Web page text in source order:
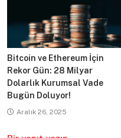
Bitcoin ve Ethereum İçin
Rekor Gün: 28 Milyar
Dolarlık Kurumsal Vade
Bugün Doluyor!
Aralık 26, 2025